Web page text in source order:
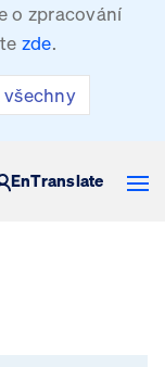
o zpracování
zde.
REPUBLIKY
EnTranslate